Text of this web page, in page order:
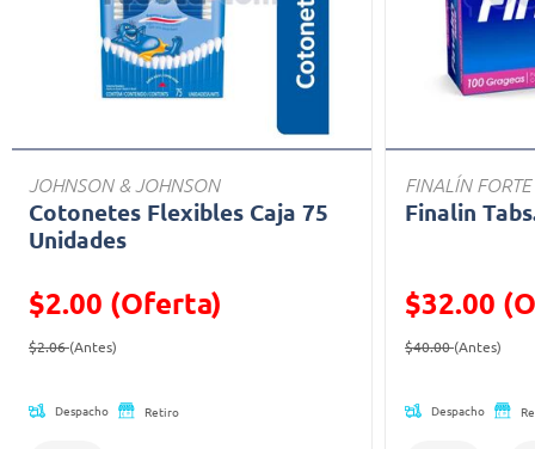
JOHNSON & JOHNSON
Cotonetes Flexibles Caja 75
Unidades
$2.00 (Oferta)
Precio reducido de
$2.06(Antes)
Despacho Retiro
FINALÍN FORTE
Finalin
$32.00
Precio
$40.00(Antes)
Despacho